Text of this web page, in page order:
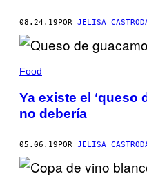
08.24.19 POR JELISA
Food
Ya existe el ‘queso
no debería
05.06.19POR JELISA